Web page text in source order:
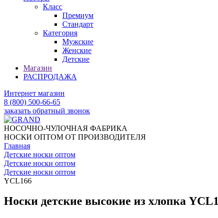
Класс
Премиум
Стандарт
Категория
Мужские
Женские
Детские
Магазин
РАСПРОДАЖА
Интернет магазин
8 (800) 500-66-65
заказать обратный звонок
НОСОЧНО-ЧУЛОЧНАЯ ФАБРИКА
НОСКИ ОПТОМ ОТ ПРОИЗВОДИТЕЛЯ
Главная
Детские носки оптом
Детские носки оптом
Детские носки оптом
YCL166
Носки детские высокие из хлопка